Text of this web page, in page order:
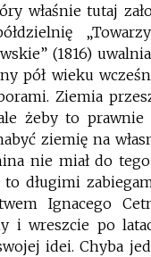
właśnie tutaj
(1816)
pół wieku
Ziemia
żeby to prawnie
ziemię na
nie miał do
to długimi
Ignacego
i wreszcie po
idei. Chyba